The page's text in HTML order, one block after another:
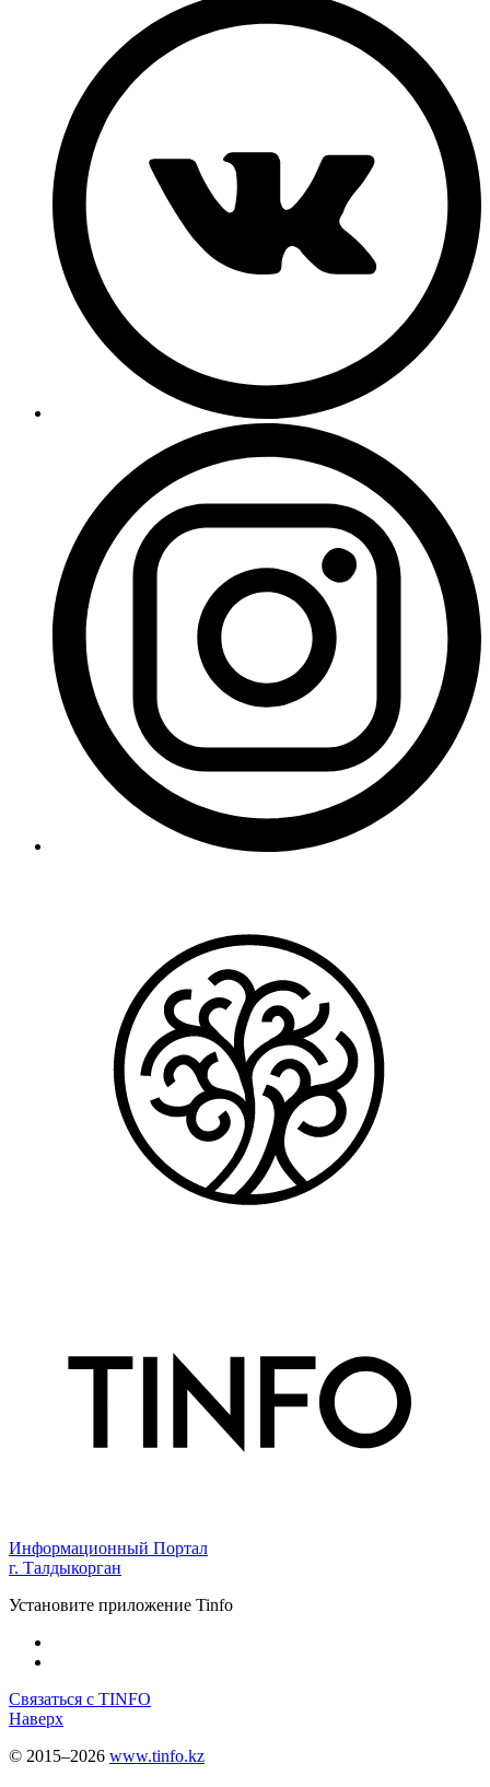
Информационный Портал
г. Талдыкорган
Установите приложение Tinfo
Связаться с TINFO
Наверх
© 2015–2026 www.tinfo.kz